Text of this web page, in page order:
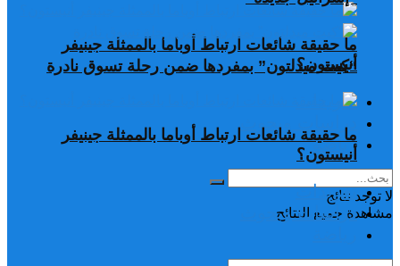
ما حقيقة شائعات ارتباط أوباما بالممثلة جينيفر
أنيستون؟
تغريدات
دراسات وبحوث
رياضة
لا توجد نتائج
مشاهدة جميع النتائح
“كيت ميدلتون” بمفردها ضمن رحلة تسوق نادرة
ما حقيقة شائعات ارتباط أوباما بالممثلة جينيفر
أنيستون؟
تغريدات
دراسات وبحوث